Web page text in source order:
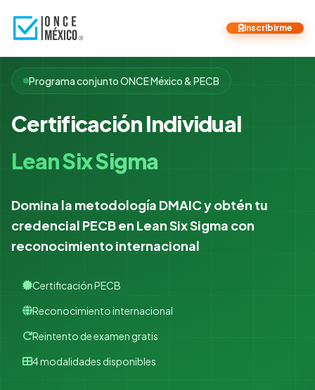
Inscribirme
Programa conjunto ONCE México & PECB
Certificación Individual
Lean Six Sigma
Domina la metodología DMAIC y obtén tu
credencial PECB en Lean Six Sigma con
reconocimiento internacional
Certificación PECB
Reconocimiento internacional
Reintento de examen gratis
4 modalidades disponibles